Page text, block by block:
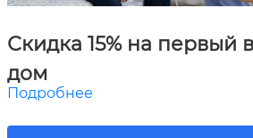
Скидка 15% на первый
дом
Подробнее